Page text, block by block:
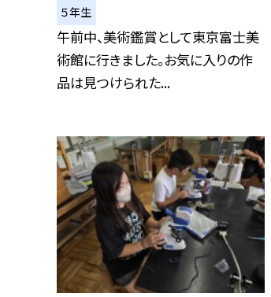
５年生
午前中、美術鑑賞として東京富士美
術館に行きました。お気に入りの作
品は見つけられた...